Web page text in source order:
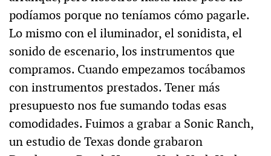
podíamos porque no teníamos cómo pagarle.
Lo mismo con el iluminador, el sonidista, el
sonido de escenario, los instrumentos que
compramos. Cuando empezamos tocábamos
con instrumentos prestados. Tener más
presupuesto nos fue sumando todas esas
comodidades. Fuimos a grabar a Sonic Ranch,
un estudio de Texas donde grabaron